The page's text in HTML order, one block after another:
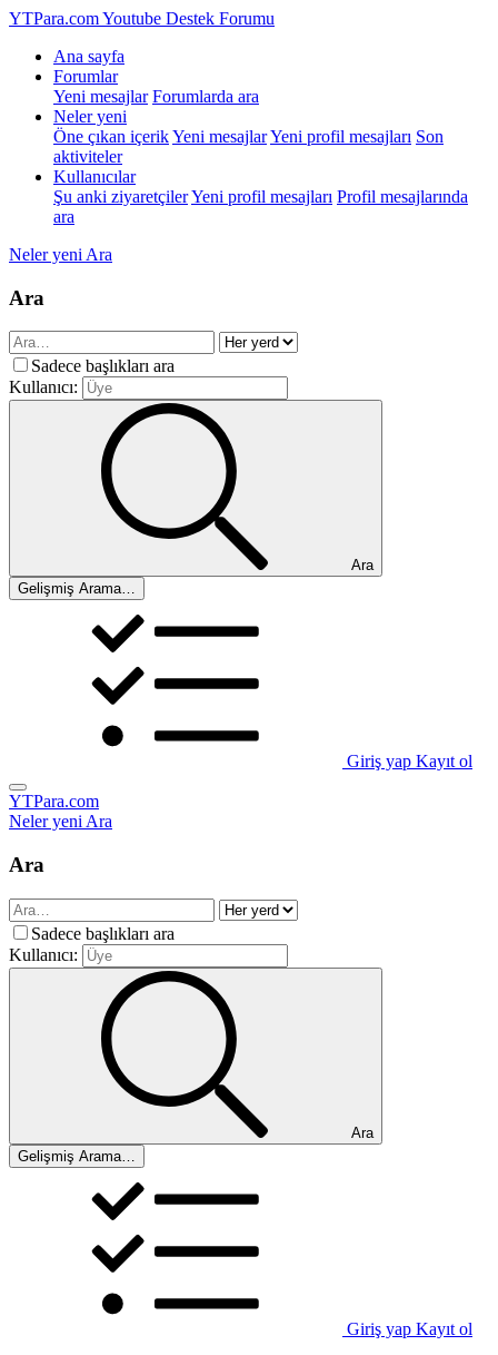
YTPara.comYoutube Destek Forumu
Ana sayfa
Forumlar
Yeni mesajlar Forumlarda ara
Neler yeni
Öne çıkan içerikYeni mesajlarYeni profil mesajları Son
aktiviteler
Kullanıcılar
Şu anki ziyaretçilerYeni profil mesajları Profil mesajlarında
ara
Neler yeni Ara
Ara
Sadece başlıkları ara
Kullanıcı:
Ara
Gelişmiş Arama…
Giriş yap Kayıt ol
YTPara.com
Neler yeniAra
Ara
Sadece başlıkları ara
Kullanıcı:
Ara
Gelişmiş Arama…
Giriş yap Kayıt ol